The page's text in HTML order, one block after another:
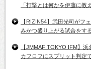
「打撃とは何かを伊藤に教
【RIZIN54】武田光司がフ
みかつ盛り上がる試合をする
【JMMAF TOKYO IFM】
カフロフにスプリット判定